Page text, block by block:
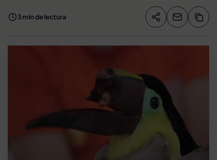
3 min de lectura Compartir